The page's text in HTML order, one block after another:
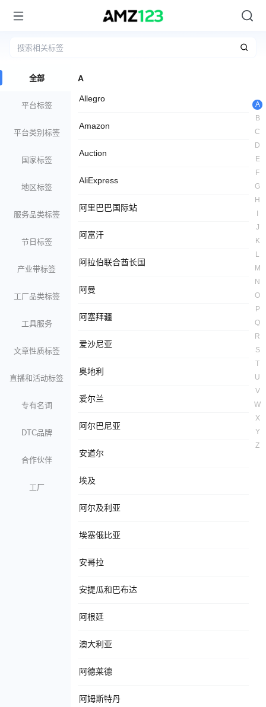
全部
平台标签
平台类别标签
国家标签
地区标签
服务品类标签
节日标签
产业带标签
工厂品类标签
工具服务
文章性质标签
直播和活动标签
专有名词
DTC品牌
合作伙伴
工厂
A
Allegro
Amazon
Auction
AliExpress
阿里巴巴国际站
阿富汗
阿拉伯联合酋长国
阿曼
阿塞拜疆
爱沙尼亚
奥地利
爱尔兰
阿尔巴尼亚
安道尔
埃及
阿尔及利亚
埃塞俄比亚
安哥拉
安提瓜和巴布达
阿根廷
澳大利亚
阿德莱德
阿姆斯特丹
A
B
C
D
E
F
G
H
J
K
L
M
N
O
P
Q
R
S
T
U
V
W
X
Y
Z